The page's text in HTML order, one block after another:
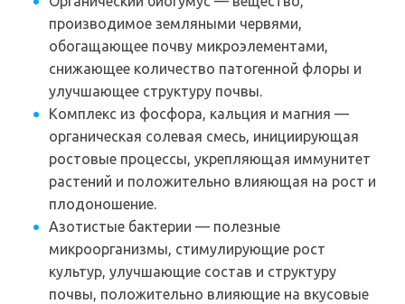
производимое земляными червями,
обогащающее почву микроэлементами,
снижающее количество патогенной флоры и
улучшающее структуру почвы.
Комплекс из фосфора, кальция и магния —
органическая солевая смесь, инициирующая
ростовые процессы, укрепляющая иммунитет
растений и положительно влияющая на рост и
плодоношение.
Азотистые бактерии — полезные
микроорганизмы, стимулирующие рост
культур, улучшающие состав и структуру
почвы, положительно влияющие на вкусовые